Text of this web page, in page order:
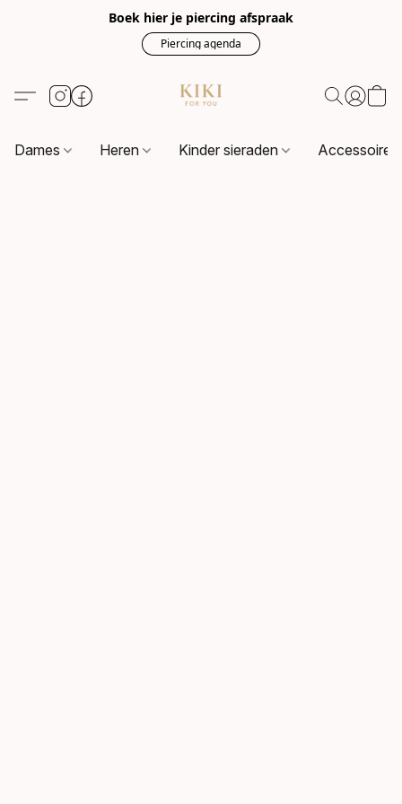
Boek hier je piercing afspraak
Piercing agenda
Dames Heren Kinder sieraden Accessoires